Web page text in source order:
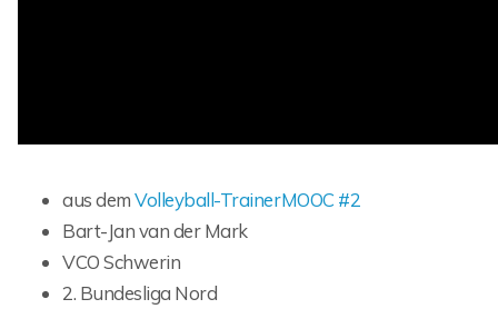
aus demVolleyball-TrainerMOOC #2
Bart-Jan van der Mark
VCO Schwerin
2. Bundesliga Nord